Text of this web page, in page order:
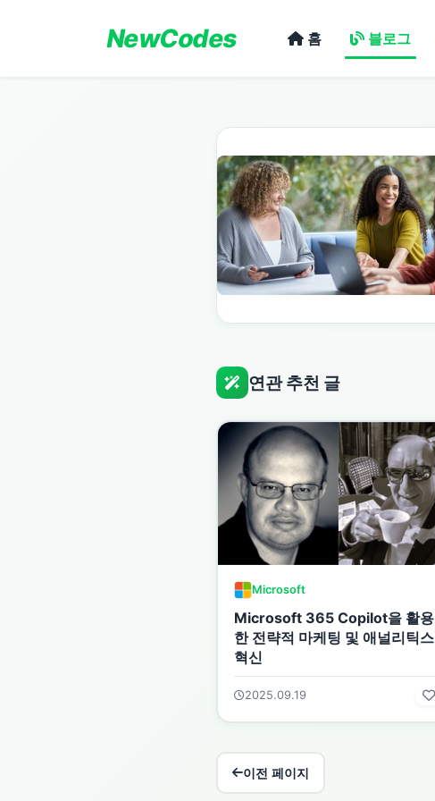
NewCodes 홈 블로그
연관 추천 글
Microsoft
Microsoft 365 Copilot을 활용
한 전략적 마케팅 및 애널리틱스
혁신
2025.09.19
이전 페이지